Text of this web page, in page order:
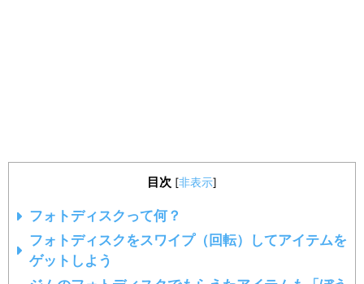
目次 [非表示]
フォトディスクって何？
フォトディスクをスワイプ（回転）してアイテムを
ゲットしよう